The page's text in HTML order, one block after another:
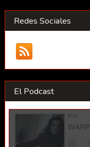
Redes Sociales
El Podcast